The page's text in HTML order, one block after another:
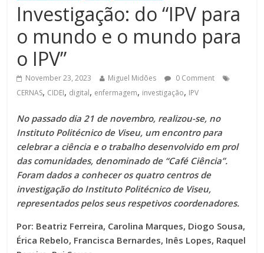
Investigação: do “IPV para
o mundo e o mundo para
o IPV”
November 23, 2023 Miguel Midões
0 Comment
CERNAS, CIDEI, digital, enfermagem, investigação, IPV
No passado dia 21 de novembro, realizou-se, no
Instituto Politécnico de Viseu, um encontro para
celebrar a ciência e o trabalho desenvolvido em prol
das comunidades, denominado de “Café Ciência”.
Foram dados a conhecer os quatro centros de
investigação do Instituto Politécnico de Viseu,
representados pelos seus respetivos coordenadores.
Por: Beatriz Ferreira, Carolina Marques, Diogo Sousa,
Érica Rebelo, Francisca Bernardes, Inês Lopes, Raquel